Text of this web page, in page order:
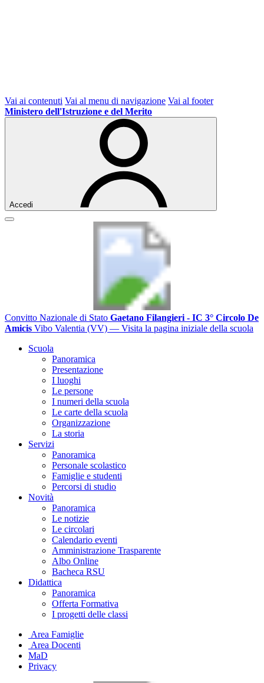
Vai ai contenuti Vai al menu di navigazione Vai al footer
Ministero dell'Istruzione e del Merito
Accedi
Convitto Nazionale di Stato Gaetano Filangieri - IC 3° Circolo De
Amicis Vibo Valentia (VV) — Visita la pagina iniziale della scuola
Scuola
Panoramica
Presentazione
I luoghi
Le persone
I numeri della scuola
Le carte della scuola
Organizzazione
La storia
Servizi
Panoramica
Personale scolastico
Famiglie e studenti
Percorsi di studio
Novità
Panoramica
Le notizie
Le circolari
Calendario eventi
Amministrazione Trasparente
Albo Online
Bacheca RSU
Didattica
Panoramica
Offerta Formativa
I progetti delle classi
Area Famiglie
Area Docenti
MaD
Privacy